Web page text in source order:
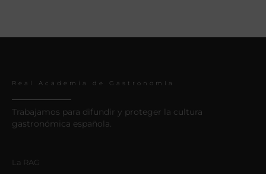
Real Academia de Gastronomía
Trabajamos para difundir y proteger la cultura
gastronómica española.
La RAG